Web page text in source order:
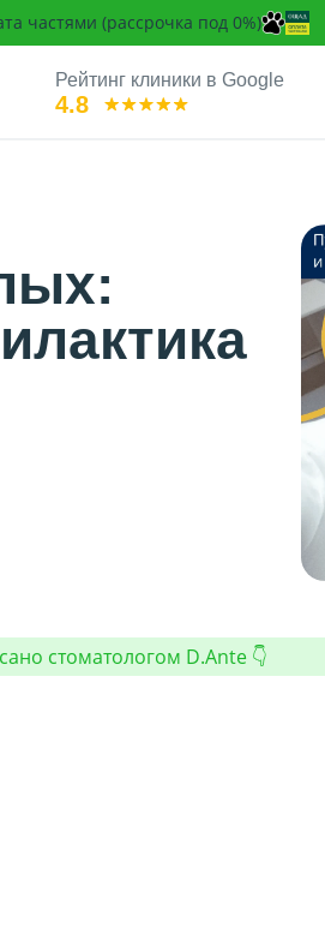
частями (рассрочка под 0%)
Рейтинг клиники в Google
4.8
стоматологом D.Ante 👇